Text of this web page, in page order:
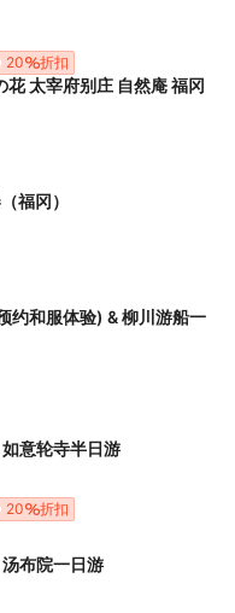
20 折扣
花 太宰府别庄 自然庵 福冈
福冈）
约和服体验) & 柳川游船一
意轮寺半日游
20 折扣
布院一日游